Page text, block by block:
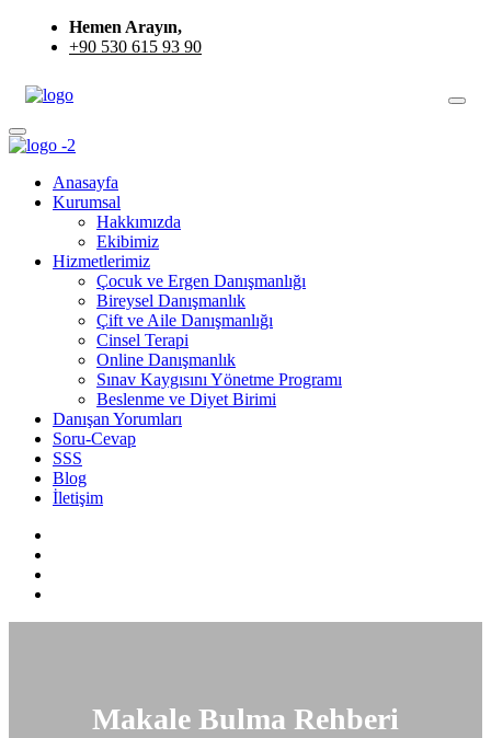
Hemen Arayın,
+90 530 615 93 90
Anasayfa
Kurumsal
Hakkımızda
Ekibimiz
Hizmetlerimiz
Çocuk ve Ergen Danışmanlığı
Bireysel Danışmanlık
Çift ve Aile Danışmanlığı
Cinsel Terapi
Online Danışmanlık
Sınav Kaygısını Yönetme Programı
Beslenme ve Diyet Birimi
Danışan Yorumları
Soru-Cevap
SSS
Blog
İletişim
Makale Bulma Rehberi